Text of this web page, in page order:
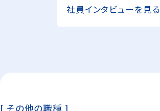
社員インタビューを見る
[ その他の職種 ]